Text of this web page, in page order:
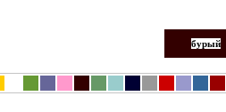
бурый